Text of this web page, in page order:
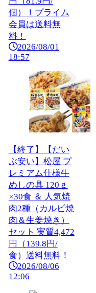
個）！プライム
会員は送料無
料！
2026/08/01
18:57
【終了】【だい
ぶ安い】松屋 プ
レミアム仕様牛
めしの具 120ｇ
×30食 ＆ 人気焼
肉2種（カルビ焼
肉＆生姜焼き）
セット 実質4,472
円（139.8円/
食）送料無料！
2026/08/06
12:06